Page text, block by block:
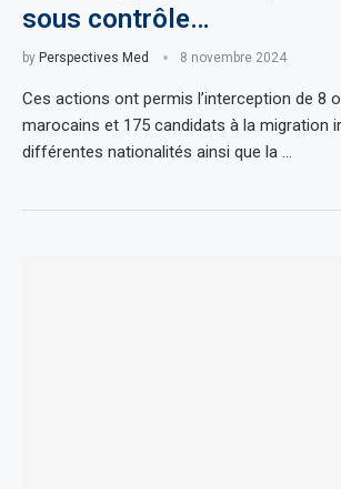
sous contrôle…
by Perspectives Med 8 novembre 2024
Ces actions ont permis l’interception de 8
marocains et 175 candidats à la migration
différentes nationalités ainsi que la …